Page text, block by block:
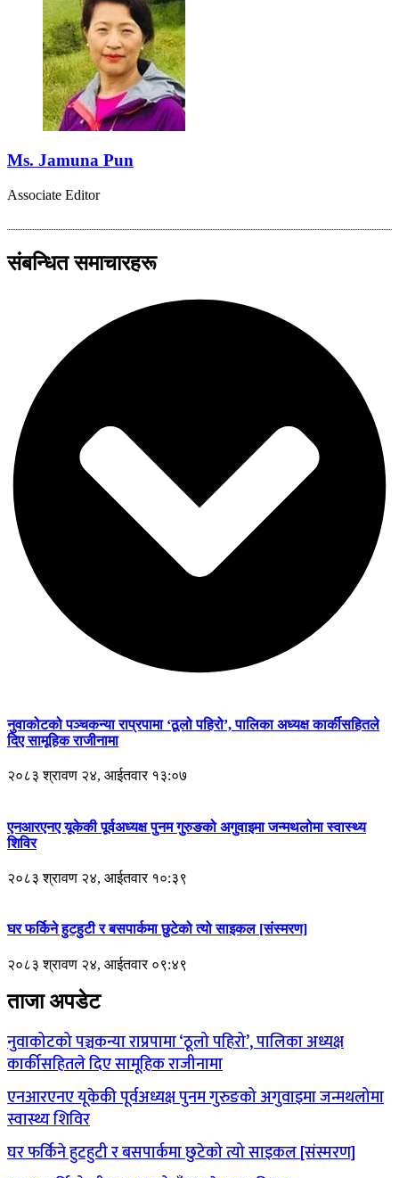
Ms. Jamuna Pun
Associate Editor
संबन्धित समाचारहरू
नुवाकोटको पञ्चकन्या राप्रपामा ‘ठूलो पहिरो’, पालिका अध्यक्ष कार्कीसहितले
दिए सामूहिक राजीनामा
२०८३ श्रावण २४, आईतवार १३:०७
एनआरएनए यूकेकी पूर्वअध्यक्ष पुनम गुरुङको अगुवाइमा जन्मथलोमा स्वास्थ्य
शिविर
२०८३ श्रावण २४, आईतवार १०:३९
घर फर्किने हुटहुटी र बसपार्कमा छुटेको त्यो साइकल [संस्मरण]
२०८३ श्रावण २४, आईतवार ०९:४९
ताजा अपडेट
नुवाकोटको पञ्चकन्या राप्रपामा ‘ठूलो पहिरो’, पालिका अध्यक्ष
कार्कीसहितले दिए सामूहिक राजीनामा
एनआरएनए यूकेकी पूर्वअध्यक्ष पुनम गुरुङको अगुवाइमा जन्मथलोमा
स्वास्थ्य शिविर
घर फर्किने हुटहुटी र बसपार्कमा छुटेको त्यो साइकल [संस्मरण]